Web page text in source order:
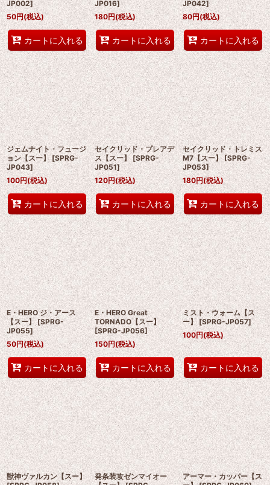
JP002]
50円(税込)
カートに入れる
JP016]
180円(税込)
カートに入れる
JP042]
80円(税込)
カートに入れる
ジェムナイト・フュージ
ョン【スー】 [SPRG-
JP043]
100円(税込)
カートに入れる
セイクリッド・プレアデ
ス【スー】 [SPRG-
JP051]
120円(税込)
カートに入れる
セイクリッド・トレミス
M7【スー】 [SPRG-
JP053]
180円(税込)
カートに入れる
E・HERO ジ・アース
【スー】 [SPRG-
JP055]
50円(税込)
カートに入れる
E・HERO Great
TORNADO【スー】
[SPRG-JP056]
150円(税込)
カートに入れる
ミスト・ウォーム【ス
ー】 [SPRG-JP057]
100円(税込)
カートに入れる
獣神ヴァルカン【スー】
発条装攻ゼンマイオー
アーマー・カッパー【ス